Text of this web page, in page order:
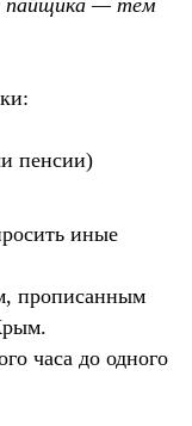
пайщика — тем
пенсии)
иные
прописанным
часа до одного